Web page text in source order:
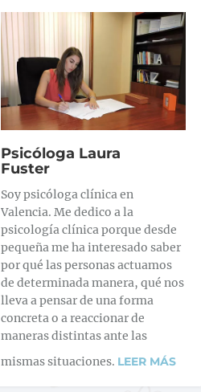
Psicóloga Laura
Fuster
Soy psicóloga clínica en
Valencia. Me dedico a la
psicología clínica porque desde
pequeña me ha interesado saber
por qué las personas actuamos
de determinada manera, qué nos
lleva a pensar de una forma
concreta o a reaccionar de
maneras distintas ante las
mismas situaciones. LEER MÁS